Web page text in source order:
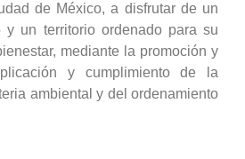
de México, a disfrutar de un
y un territorio ordenado para su
mediante la promoción y
y cumplimiento de la
ambiental y del ordenamiento